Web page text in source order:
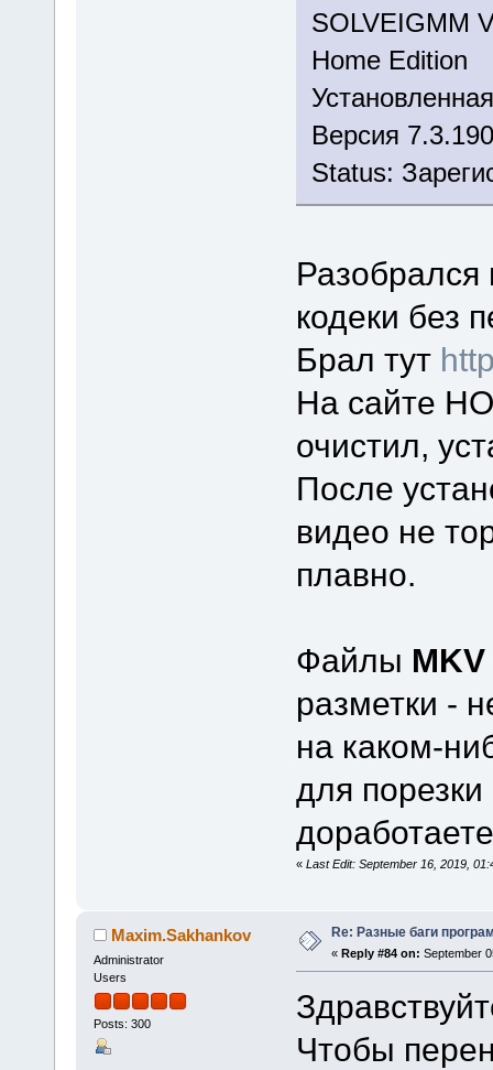
SOLVEIGMM
Home Edition
Версия
Status:
Разобрался
кодеки без
Брал тут
На сайте
очистил,
После
видео не
плавно.
Файлы MKV
разметки -
на каком-
для
« Last Edit: September 16, 2019,
Maxim.Sakhankov
Administrator
Users
Posts: 300
Re: Разные баги
« Reply #84 on: September
Чтобы